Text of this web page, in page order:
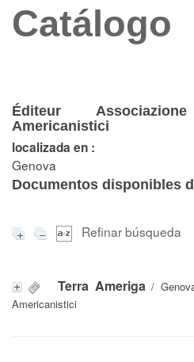
Catálogo
Éditeur
Americanistici
localizada en :
Genova
Documentos disponibles
Refinar búsqueda
Terra Ameriga/
Americanistici